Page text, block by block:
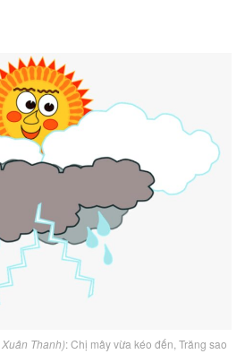
Thanh): Chị mây vừa kéo đến, Trăng sao